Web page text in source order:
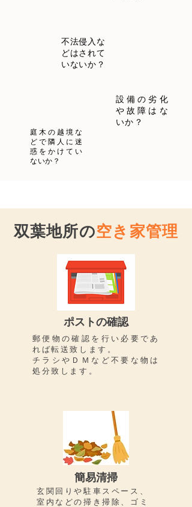
不法侵入な
どはされて
いないか？
設備の劣化
や故障はな
いか？
庭木の越境な
どで隣人に迷
惑をかけてい
ないか？
双葉地所の空き家管理
ポストの確認
郵便物の確認を行い必要であ
れば転送致します。
チラシやＤＭなど不要な物は
処分致します。
​簡易清掃
玄関回りや駐車スペース、
室内などの掃き掃除、ゴミ